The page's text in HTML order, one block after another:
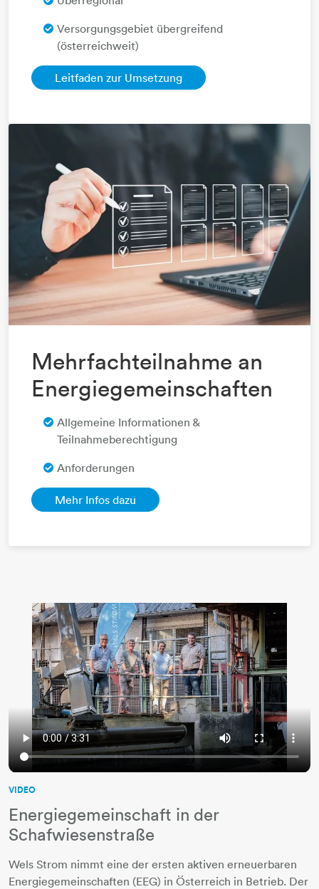
Versorgungsgebiet übergreifend
(österreichweit)​​​​
Leitfaden zur Umsetzung
Mehrfachteilnahme an
Energiegemeinschaften
Allgemeine Informationen &
Teilnahmeberechtigung
Anforderungen​​​​​​​
Mehr Infos dazu
​​​​​​​​​​​​VIDEO
Energiegemeinschaft in der
Schafwiesenstraße
Wels Strom nimmt eine der ersten aktiven erneuerbaren
Energiegemeinschaften (EEG) in Österreich in Betrieb. Der